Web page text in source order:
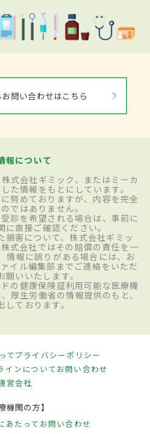
問い合わせはこちら
報について
式会社ギミック、またはミーカ
た情報をもとにしています。
努めておりますが、内容を完全
ではありません。
診を希望される場合は、事前に
直接ご確認ください。
損害について、株式会社ギミッ
式会社ではその賠償の責任を一
情報に誤りがある場合には、お
イル編集部までご連絡をいただ
願いいたします。
の健康保険証利用可能な医療機
厚生労働省の情報提供のもと、
しております。
てプライバシーポリシー
インについてお問い合わせ
営会社
機関の方】
あたって お問い合わせ